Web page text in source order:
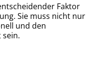
Faktor
Sie muss nicht nur
und den